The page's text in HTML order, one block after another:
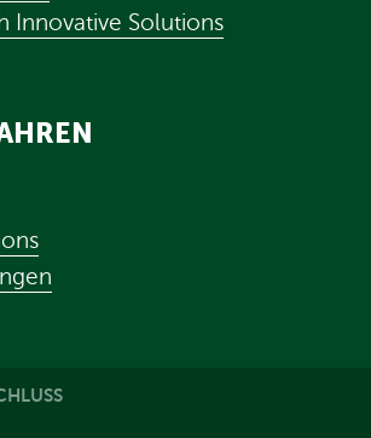
Innovative Solutions